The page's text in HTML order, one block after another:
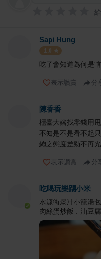
Sapi Hung
1.0
吃了會知道為何是"
表示讚賞 分
陳香香
櫃臺大嬸找零錢用
不知是不是看不起
總之態度差勁不再
表示讚賞 分
吃喝玩樂踢小米
水源街爆汁小籠湯
肉絲蛋炒飯．油豆